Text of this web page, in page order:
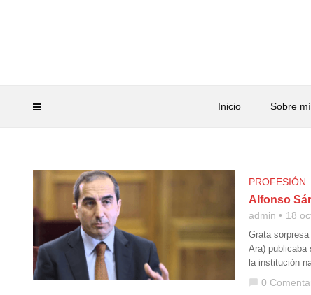
Inicio Sobre mí
PROFESIÓN
Alfonso
admin 18
Grata
Ara) publicaba
la institución
chat_bubble 0